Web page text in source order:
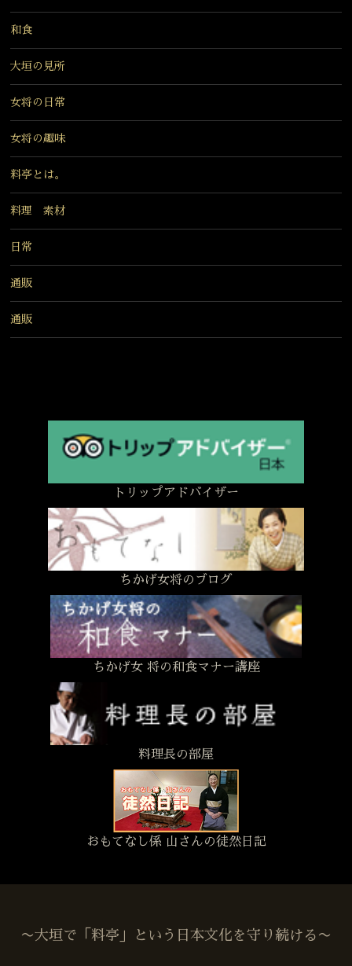
和食
大垣の見所
女将の日常
女将の趣味
料亭とは。
料理 素材
日常
通販
通販
トリップアドバイザー
ちかげ女将のブログ
ちかげ女 将の和食マナー講座
料理長の部屋
おもてなし係 山さんの徒然日記
〜大垣で「料亭」という日本文化を守り続ける〜